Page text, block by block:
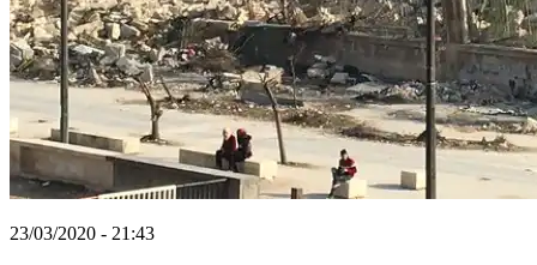
23/03/2020 - 21:43